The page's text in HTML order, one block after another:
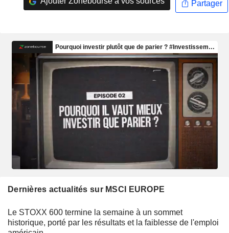
Partager
Dernières actualités sur MSCI EUROPE
Le STOXX 600 termine la semaine à un sommet
historique, porté par les résultats et la faiblesse de l'emploi